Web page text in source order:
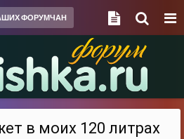
ФОРУМЧАН
в моих 120 литрах